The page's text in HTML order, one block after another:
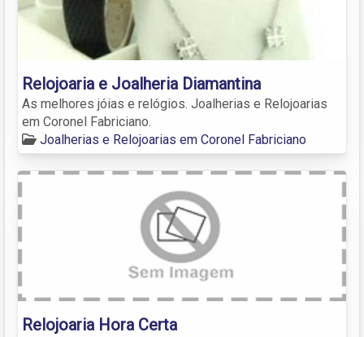
Relojoaria e Joalheria Diamantina
As melhores jóias e relógios. Joalherias e Relojoarias
em Coronel Fabriciano.
Joalherias e Relojoarias em Coronel Fabriciano
Relojoaria Hora Certa